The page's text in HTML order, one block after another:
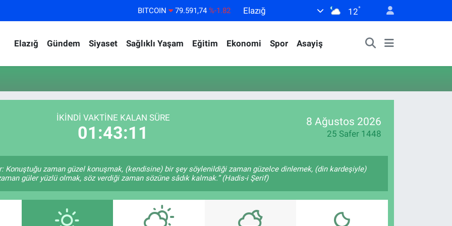
BITCOIN 79.591,74 %-1.82
EURO
53,38690 %0.19
STERLİN
61,60380 %0.18
BİST100 14.598,00 %0
Elazığ 12°
Elazığ Gündem Siyaset Sağlıklı Yaşam Eğitim Ekonomi Spor Asayiş
İKINDI VAKTİNE KALAN SÜRE
01:43:11
8 Ağustos 2026
25 Safer 1448
Konuştuğu zaman güzel konuşmak, (kendisine) bir şey söylenildiği zaman güzelce dinlemek, (din kardeşiyle)
güler yüzlü olmak, söz verdiği zaman sözüne sâdık kalmak.” (Hadis-i Şerif)